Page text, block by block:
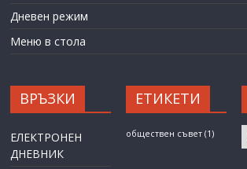
Дневен режим
Меню в стола
ВРЪЗКИ
ЕЛЕКТРОНЕН
ДНЕВНИК
ЕТИКЕТИ
обществен съвет (1)